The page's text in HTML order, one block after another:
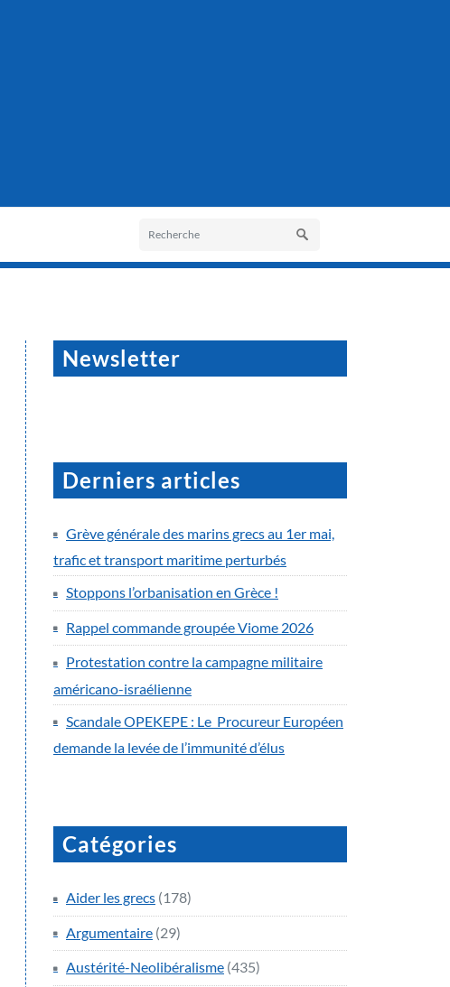
Newsletter
Derniers articles
Grève générale des marins grecs au 1er mai,
trafic et transport maritime perturbés
Stoppons l’orbanisation en Grèce !
Rappel commande groupée Viome 2026
Protestation contre la campagne militaire
américano-israélienne
Scandale OPEKEPE : Le Procureur Européen
demande la levée de l’immunité d’élus
Catégories
Aider les grecs (178)
Argumentaire (29)
Austérité-Neolibéralisme (435)